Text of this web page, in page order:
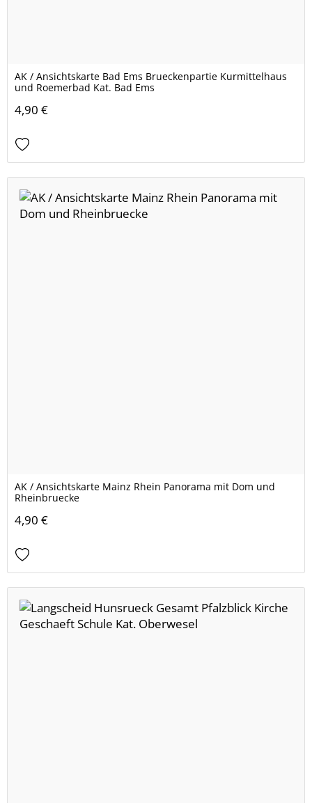
AK / Ansichtskarte Bad Ems Brueckenpartie Kurmittelhaus
und Roemerbad Kat. Bad Ems
4,90 €
AK / Ansichtskarte Mainz Rhein Panorama mit Dom und
Rheinbruecke
4,90 €